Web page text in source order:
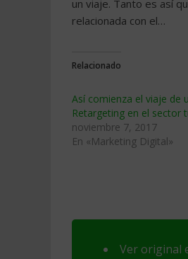
un viaje. Tanto es así
relacionada con el…
Relacionado
Así comienza el viaje de
Retargeting en el sector
noviembre 7, 2017
En «Marketing Digital»
Ver original